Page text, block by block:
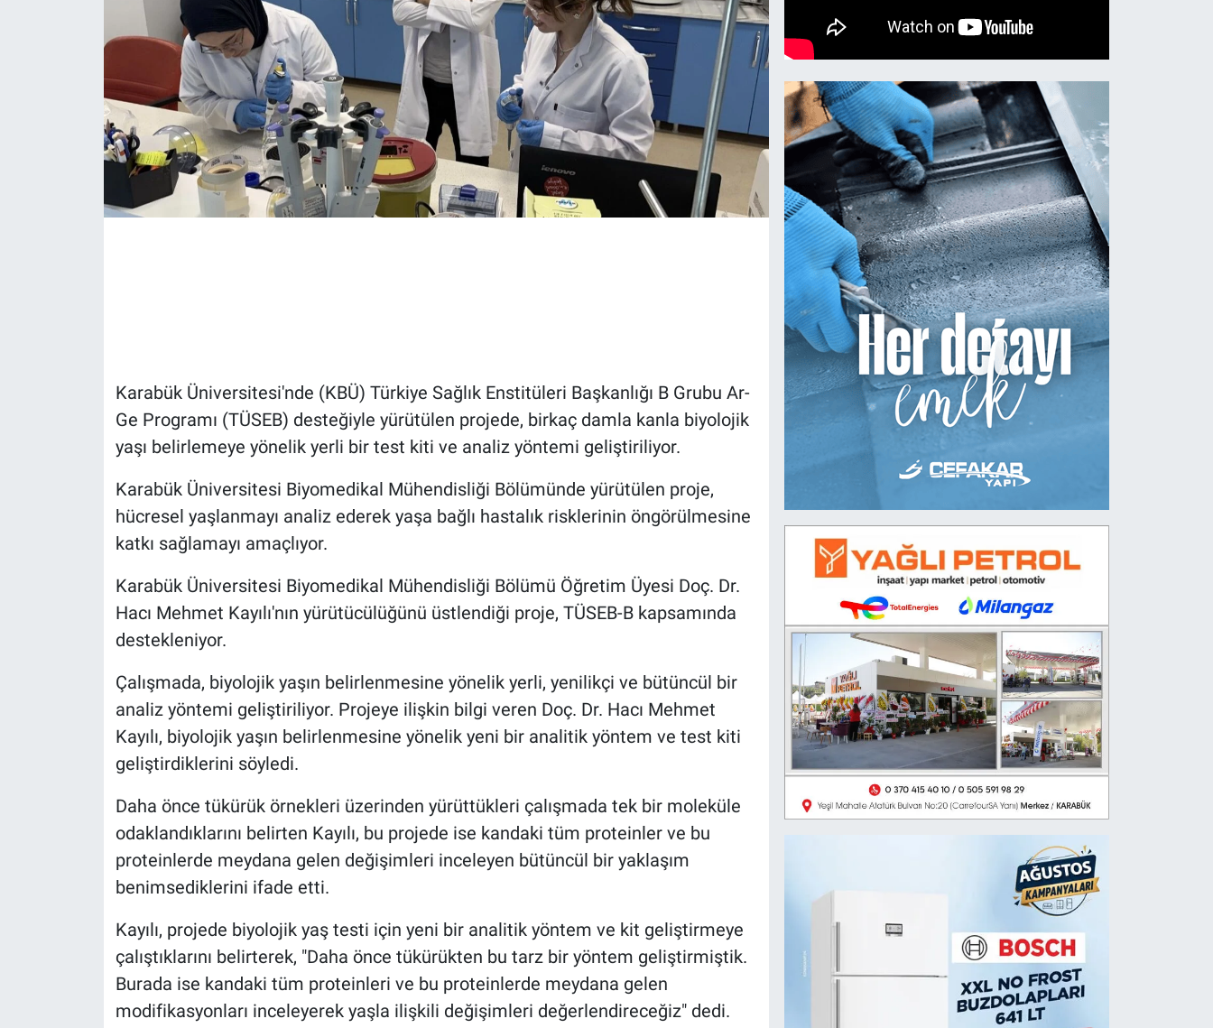
Karabük Üniversitesi'nde (KBÜ) Türkiye Sağlık Enstitüleri Başkanlığı B Grubu Ar-
Ge Programı (TÜSEB) desteğiyle yürütülen projede, birkaç damla kanla biyolojik
yaşı belirlemeye yönelik yerli bir test kiti ve analiz yöntemi geliştiriliyor.
Karabük Üniversitesi Biyomedikal Mühendisliği Bölümünde yürütülen proje,
hücresel yaşlanmayı analiz ederek yaşa bağlı hastalık risklerinin öngörülmesine
katkı sağlamayı amaçlıyor.
Karabük Üniversitesi Biyomedikal Mühendisliği Bölümü Öğretim Üyesi Doç. Dr.
Hacı Mehmet Kayılı'nın yürütücülüğünü üstlendiği proje, TÜSEB-B kapsamında
destekleniyor.
Çalışmada, biyolojik yaşın belirlenmesine yönelik yerli, yenilikçi ve bütüncül bir
analiz yöntemi geliştiriliyor. Projeye ilişkin bilgi veren Doç. Dr. Hacı Mehmet
Kayılı, biyolojik yaşın belirlenmesine yönelik yeni bir analitik yöntem ve test kiti
geliştirdiklerini söyledi.
Daha önce tükürük örnekleri üzerinden yürüttükleri çalışmada tek bir moleküle
odaklandıklarını belirten Kayılı, bu projede ise kandaki tüm proteinler ve bu
proteinlerde meydana gelen değişimleri inceleyen bütüncül bir yaklaşım
benimsediklerini ifade etti.
Kayılı, projede biyolojik yaş testi için yeni bir analitik yöntem ve kit geliştirmeye
çalıştıklarını belirterek, "Daha önce tükürükten bu tarz bir yöntem geliştirmiştik.
Burada ise kandaki tüm proteinleri ve bu proteinlerde meydana gelen
modifikasyonları inceleyerek yaşla ilişkili değişimleri değerlendireceğiz" dedi.